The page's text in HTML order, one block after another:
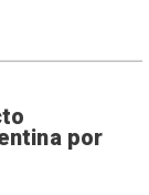
por